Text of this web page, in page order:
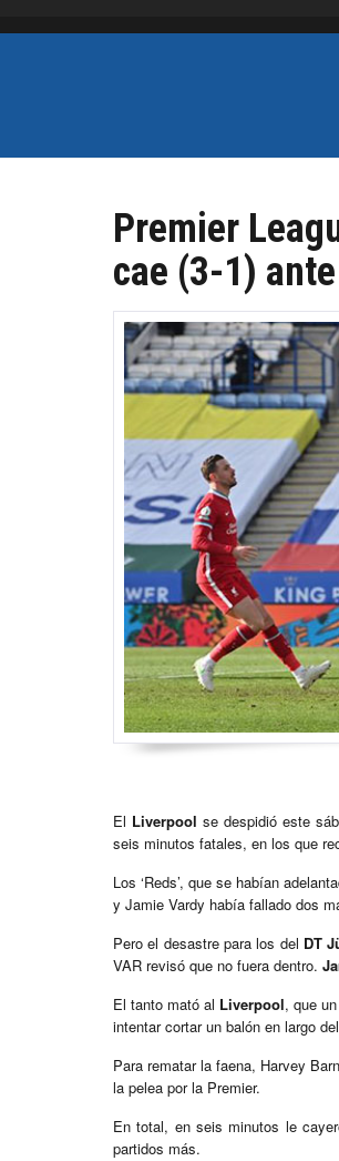
Premier
cae (3-1)
El Liverpool se despidió este
seis minutos fatales, en los que
Los ‘Reds’, que se habían
y Jamie Vardy había fallado dos
Pero el desastre para los del DT
VAR revisó que no fuera dentro.
El tanto mató al Liverpool, que
intentar cortar un balón en largo del
Para rematar la faena, Harvey
la pelea por la Premier.
En total, en seis minutos le
partidos más.